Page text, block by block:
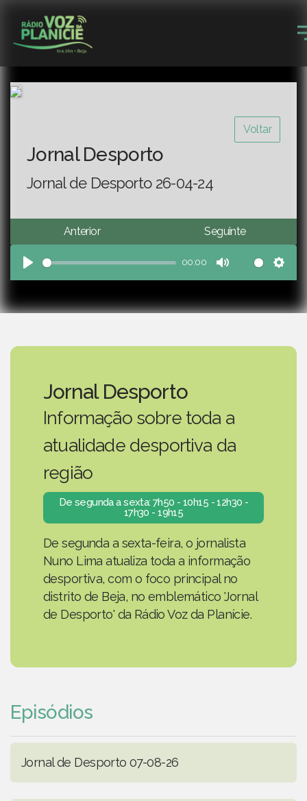
Voltar
Jornal Desporto
Jornal de Desporto 26-04-24
Anterior Seguinte
Play
00:00
Mute
Jornal Desporto
Informação sobre toda a
atualidade desportiva da
região
De segunda a sexta: 7h50 - 10h15 - 12h30 -
17h30 - 19h15
De segunda a sexta-feira, o jornalista
Nuno Lima atualiza toda a informação
desportiva, com o foco principal no
distrito de Beja, no emblemático 'Jornal
de Desporto' da Rádio Voz da Planície.
Episódios
Jornal de Desporto 07-08-26